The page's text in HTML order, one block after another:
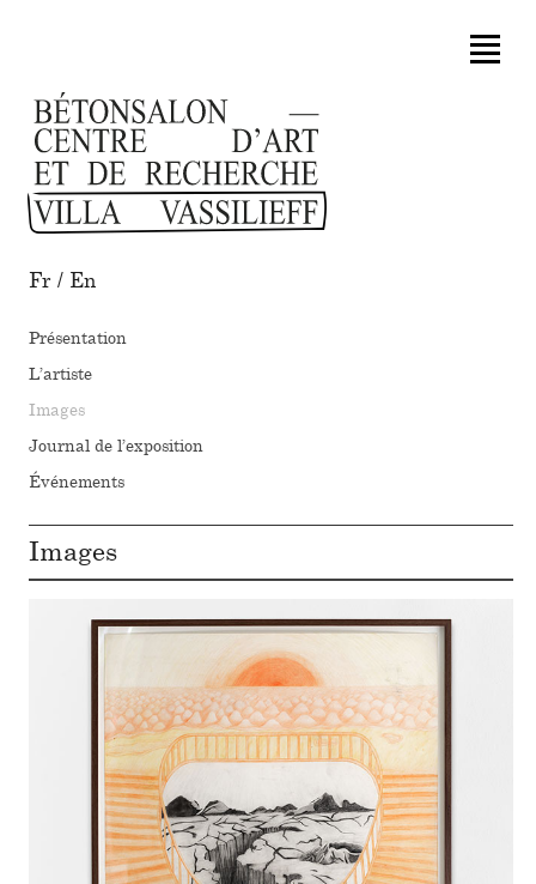
Fr / En
Présentation
L’artiste
Images
Journal de l’exposition
Événements
Images